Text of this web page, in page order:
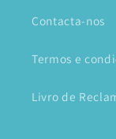
Contacta-nos
Termos e
Livro de